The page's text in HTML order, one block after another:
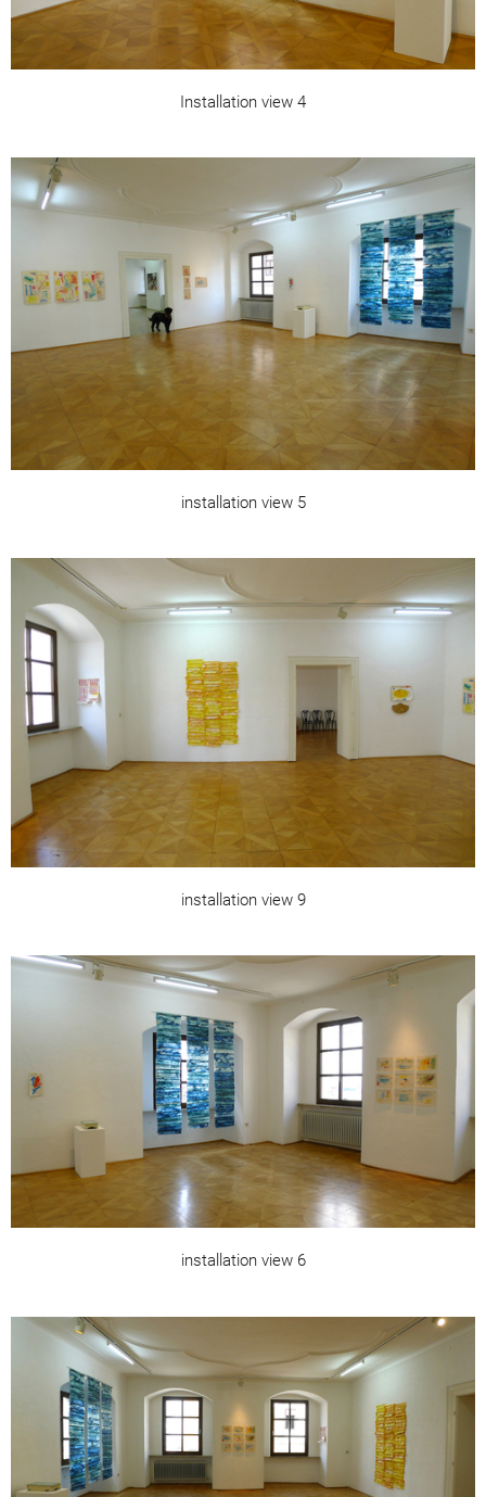
Installation view 4
installation view 5
installation view 9
installation view 6